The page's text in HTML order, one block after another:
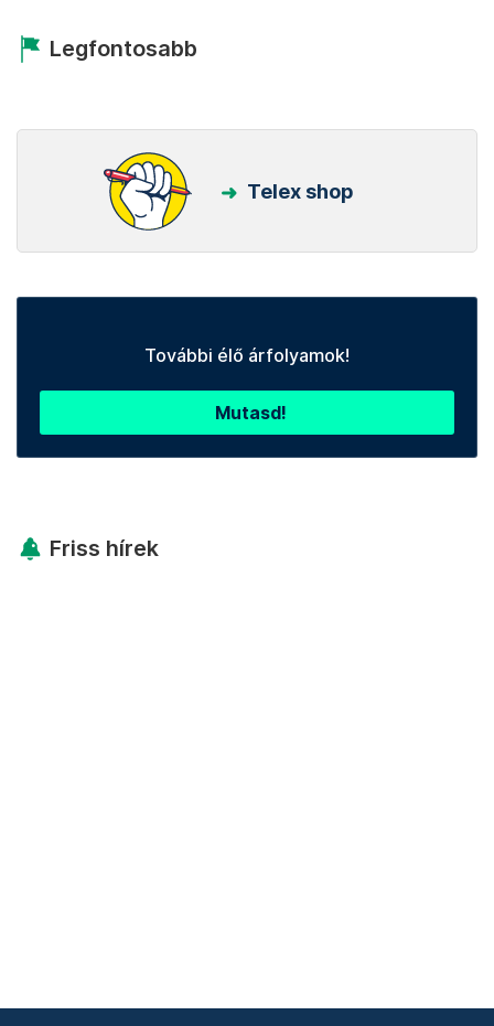
Legfontosabb
Telex shop
További élő árfolyamok!
Mutasd!
Friss hírek